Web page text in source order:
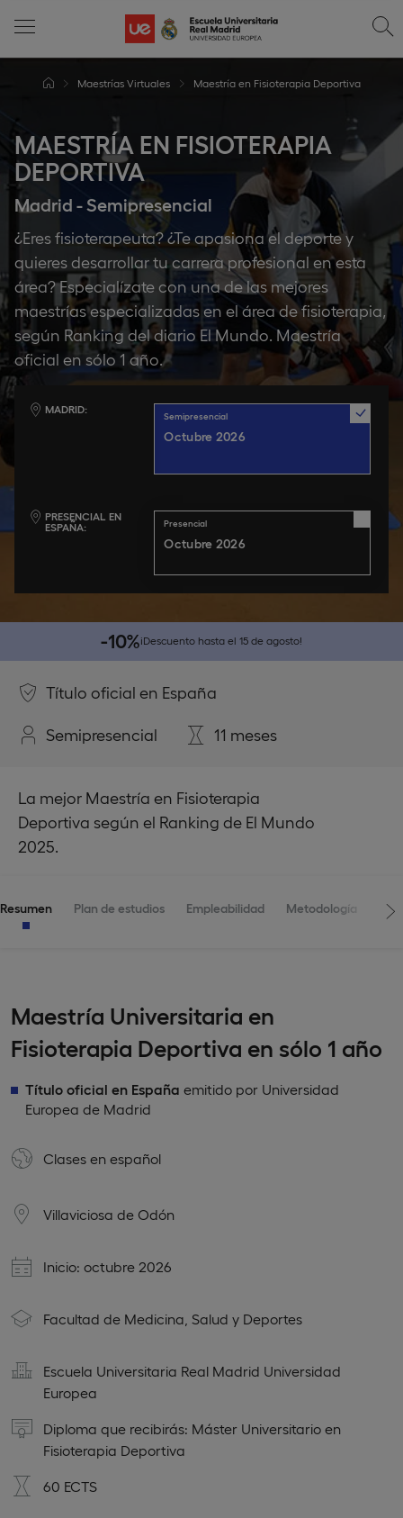
MAESTRÍA EN FISIOTERAPIA
DEPORTIVA
Madrid - Semipresencial
¿Eres fisioterapeuta? ¿Te apasiona el deporte y
quieres desarrollar tu carrera profesional en esta
área? Especialízate con una de las mejores
maestrías especializadas en el área de fisioterapia,
según Ranking del diario El Mundo. Maestría
oficial en sólo 1 año.
MADRID
Semipresencial
Octubre 2026
PRESENCIAL EN
ESPAÑA
Presencial
octubre 2026
Maestrías Virtuales Maestría en Fisioterapia Deportiva
-10%¡Descuento hasta el 15 de agosto!
La mejor Maestría en Fisioterapia
Deportiva según el Ranking de El Mundo
2025.
Título oficial en España
Semipresencial 11 meses
Resumen Plan de estudios Empleabilidad Metodología
Maestría Universitaria en
Fisioterapia Deportiva en sólo 1 año
Título oficial en España emitido por Universidad
Europea de Madrid
Clases en español
Villaviciosa de Odón
Inicio: octubre 2026
Facultad de Medicina, Salud y Deportes
Escuela Universitaria Real Madrid Universidad
Europea
Diploma que recibirás: Máster Universitario en
Fisioterapia Deportiva
60 ECTS